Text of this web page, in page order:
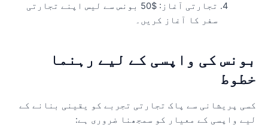
تجارتی آغاز: $50 بونس سے لیس اپنے تجارتی
سفر کا آغاز کریں۔
کی واپسی کے لیے رہنما
پریشانی سے پاک تجارتی تجربے کو یقینی بنانے کے
واپسی کے معیار کو سمجھنا ضروری ہے: